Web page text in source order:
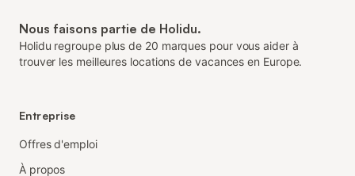
Nous faisons partie de Holidu.
Holidu regroupe plus de 20 marques pour vous aider à
trouver les meilleures locations de vacances en Europe.
Entreprise
Offres d'emploi
À propos